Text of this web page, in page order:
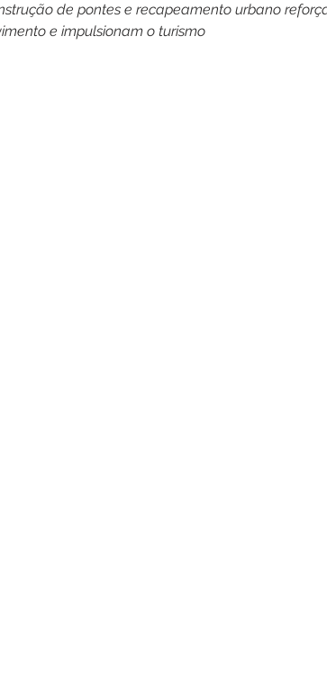
de pontes e recapeamento urbano
e impulsionam o turismo